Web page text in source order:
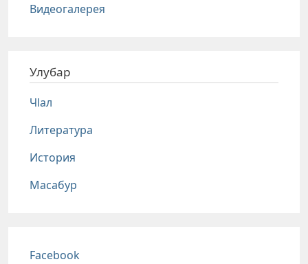
Видеогалерея
Улубар
Чlал
Литература
История
Масабур
Соц сети
Facebook